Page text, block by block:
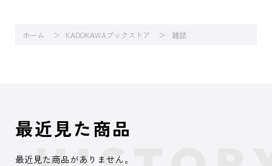
ホーム KADOKAWAブックストア 雑誌
最近見た商品
最近見た商品がありません。